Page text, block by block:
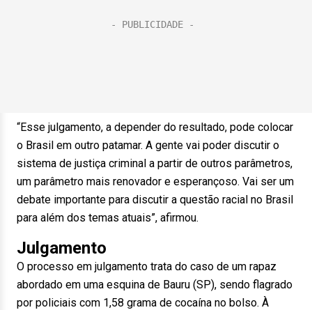
“Esse julgamento, a depender do resultado, pode colocar
o Brasil em outro patamar. A gente vai poder discutir o
sistema de justiça criminal a partir de outros parâmetros,
um parâmetro mais renovador e esperançoso. Vai ser um
debate importante para discutir a questão racial no Brasil
para além dos temas atuais”, afirmou.
Julgamento
O processo em julgamento trata do caso de um rapaz
abordado em uma esquina de Bauru (SP), sendo flagrado
por policiais com 1,58 grama de cocaína no bolso. À